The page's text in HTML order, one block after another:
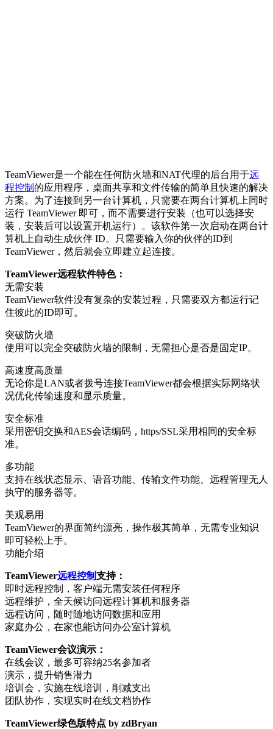
TeamViewer是一个能在任何防火墙和NAT代理的后台用于远
程控制 的应用程序，桌面共享和文件传输的简单且快速的解决
方案。为了连接到另一台计算机，只需要在两台计算机上同时
运行 TeamViewer 即可，而不需要进行安装（也可以选择安
装，安装后可以设置开机运行）。该软件第一次启动在两台计
算机上自动生成伙伴 ID。只需要输入你的伙伴的ID到
TeamViewer，然后就会立即建立起连接。
TeamViewer远程软件特色：
无需安装
TeamViewer软件没有复杂的安装过程，只需要双方都运行记
住彼此的ID即可。
突破防火墙
使用可以完全突破防火墙的限制，无需担心是否是固定IP。
高速度高质量
无论你是LAN或者拨号连接TeamViewer都会根据实际网络状
况优化传输速度和显示质量。
安全标准
采用密钥交换和AES会话编码，https/SSL采用相同的安全标
准。
多功能
支持在线状态显示、语音功能、传输文件功能、远程管理无人
执守的服务器等。
美观易用
TeamViewer的界面简约漂亮，操作极其简单，无需专业知识
即可轻松上手。
功能介绍
TeamViewer远程控制支持：
即时远程控制，客户端无需安装任何程序
远程维护，全天候访问远程计算机和服务器
远程访问，随时随地访问数据和应用
家庭办公，在家也能访问办公室计算机
TeamViewer会议演示：
在线会议，最多可容纳25名参加者
演示，提升销售潜力
培训会，实施在线培训，削减支出
团队协作，实现实时在线文档协作
TeamViewer绿色版特点 by zdBryan